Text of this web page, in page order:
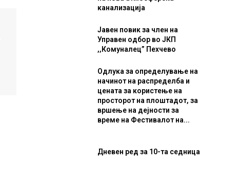
канализација
Јавен повик за член на
Управен одбор во ЈКП
,,Комуналец” Пехчево
Одлука за определување на
начинот на распределба и
цената за користење на
просторот на плоштадот, за
вршење на дејности за
време на Фестивалот на...
Дневен ред за 10-та седница